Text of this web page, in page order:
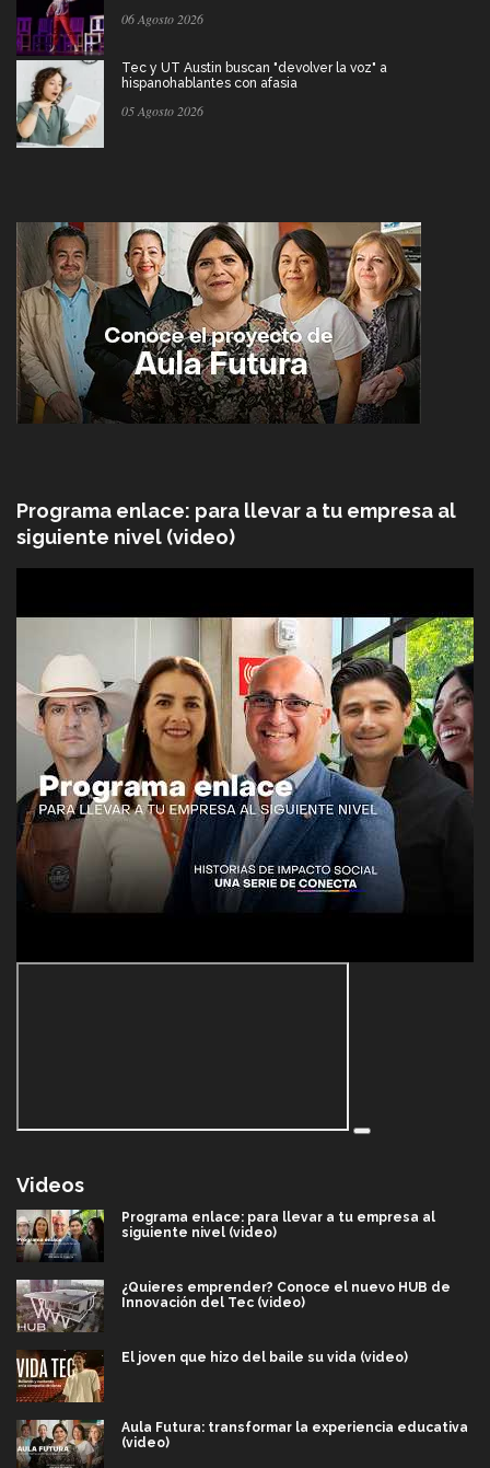
06 Agosto 2026
Tec y UT Austin buscan "devolver la voz" a
hispanohablantes con afasia
05 Agosto 2026
Programa enlace: para llevar a tu empresa al
siguiente nivel (video)
Videos
Programa enlace: para llevar a tu empresa al
siguiente nivel (video)
¿Quieres emprender? Conoce el nuevo HUB de
Innovación del Tec (video)
El joven que hizo del baile su vida (video)
Aula Futura: transformar la experiencia educativa
(video)